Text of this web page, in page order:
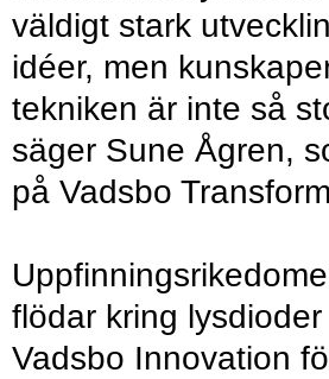
väldigt stark
idéer, men
tekniken är inte så
säger Sune Ågren,
på Vadsbo
flödar kring
Vadsbo Innovation